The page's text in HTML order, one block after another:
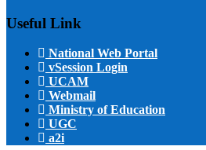
Useful Link
National Web Portal
vSession Login
UCAM
Webmail
Ministry of Education
UGC
a2i